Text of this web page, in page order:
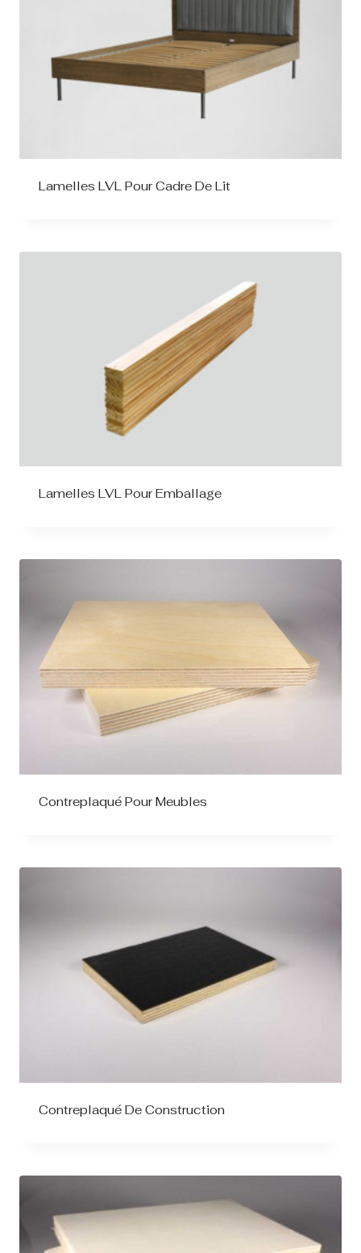
Lamelles LVL Pour Cadre De Lit
Lamelles LVL Pour Emballage
Contreplaqué Pour Meubles
Contreplaqué De Construction